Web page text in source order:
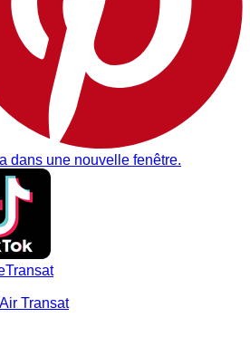
dans une nouvelle fenêtre.
Transat